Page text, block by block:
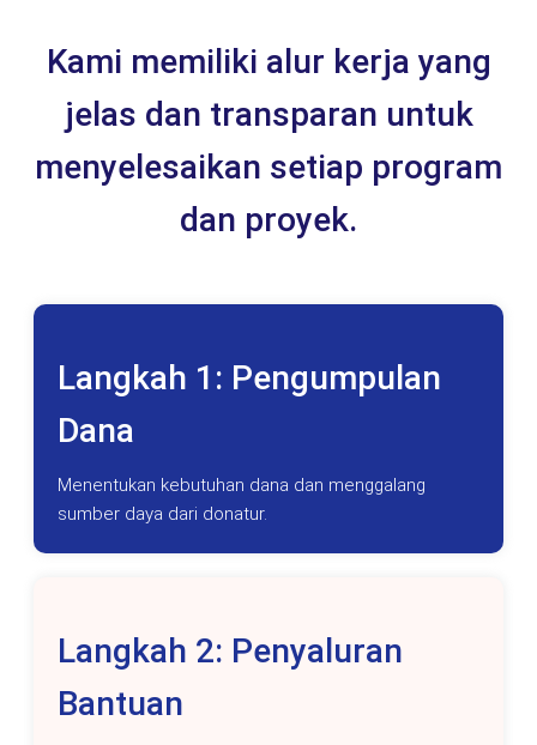
Kami memiliki alur kerja yang
jelas dan transparan untuk
menyelesaikan setiap program
dan proyek.
Langkah 1: Pengumpulan
Dana
Menentukan kebutuhan dana dan menggalang
sumber daya dari donatur.
Langkah 2: Penyaluran
Bantuan